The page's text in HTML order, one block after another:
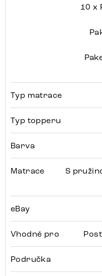
10 x
Typ matrace
Typ topperu
Barva
Matrace
S
eBay
Vhodné pro
Područka